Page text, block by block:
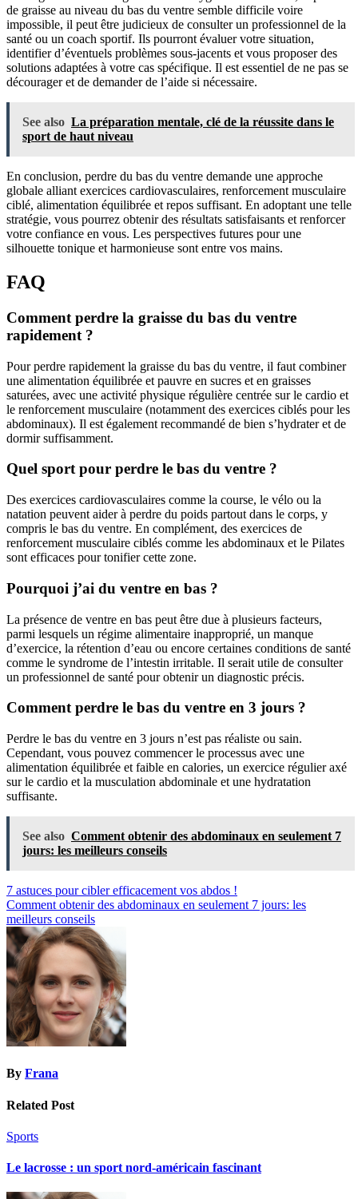
de graisse au niveau du bas du ventre semble difficile voire
impossible, il peut être judicieux de consulter un professionnel de la
santé ou un coach sportif. Ils pourront évaluer votre situation,
identifier d’éventuels problèmes sous-jacents et vous proposer des
solutions adaptées à votre cas spécifique. Il est essentiel de ne pas se
décourager et de demander de l’aide si nécessaire.
See also La préparation mentale, clé de la réussite dans le
sport de haut niveau
En conclusion, perdre du bas du ventre demande une approche
globale alliant exercices cardiovasculaires, renforcement musculaire
ciblé, alimentation équilibrée et repos suffisant. En adoptant une telle
stratégie, vous pourrez obtenir des résultats satisfaisants et renforcer
votre confiance en vous. Les perspectives futures pour une
silhouette tonique et harmonieuse sont entre vos mains.
FAQ
Comment perdre la graisse du bas du ventre
rapidement ?
Pour perdre rapidement la graisse du bas du ventre, il faut combiner
une alimentation équilibrée et pauvre en sucres et en graisses
saturées, avec une activité physique régulière centrée sur le cardio et
le renforcement musculaire (notamment des exercices ciblés pour les
abdominaux). Il est également recommandé de bien s’hydrater et de
dormir suffisamment.
Quel sport pour perdre le bas du ventre ?
Des exercices cardiovasculaires comme la course, le vélo ou la
natation peuvent aider à perdre du poids partout dans le corps, y
compris le bas du ventre. En complément, des exercices de
renforcement musculaire ciblés comme les abdominaux et le Pilates
sont efficaces pour tonifier cette zone.
Pourquoi j’ai du ventre en bas ?
La présence de ventre en bas peut être due à plusieurs facteurs,
parmi lesquels un régime alimentaire inapproprié, un manque
d’exercice, la rétention d’eau ou encore certaines conditions de santé
comme le syndrome de l’intestin irritable. Il serait utile de consulter
un professionnel de santé pour obtenir un diagnostic précis.
Comment perdre le bas du ventre en 3 jours ?
Perdre le bas du ventre en 3 jours n’est pas réaliste ou sain.
Cependant, vous pouvez commencer le processus avec une
alimentation équilibrée et faible en calories, un exercice régulier axé
sur le cardio et la musculation abdominale et une hydratation
suffisante.
See also Comment obtenir des abdominaux en seulement 7
jours: les meilleurs conseils
Post
navigation
7 astuces pour cibler efficacement vos abdos !
Comment obtenir des abdominaux en seulement 7 jours: les
meilleurs conseils
By Frana
Related Post
Sports
Le lacrosse : un sport nord-américain fascinant